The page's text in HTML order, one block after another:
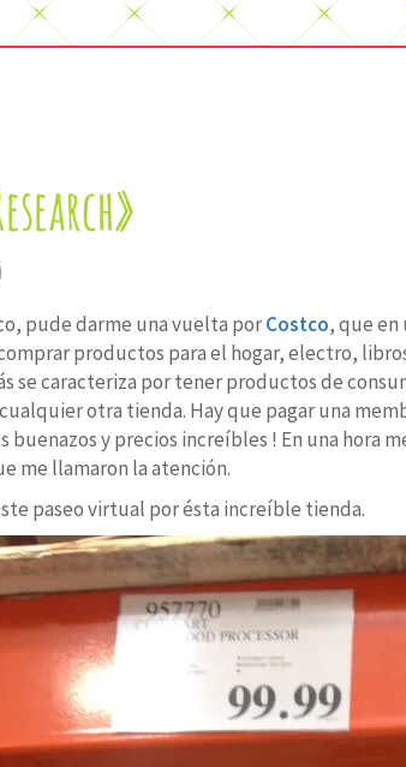
pude darme una vuelta porCostco, que
productos para el hogar, electro,
se caracteriza por tener productos de
otra tienda. Hay que pagar una
buenazos y precios increíbles ! En una hora
me llamaron la atención.
paseo virtual por ésta increíble tienda.